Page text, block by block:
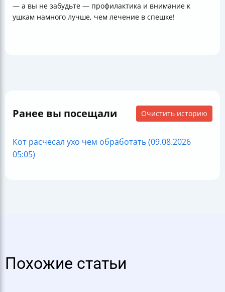
— а вы не забудьте — профилактика и внимание к
ушкам намного лучше, чем лечение в спешке!
Ранее вы посещали Очистить историю
Кот расчесал ухо чем обработать (09.08.2026
05:05)
Похожие статьи